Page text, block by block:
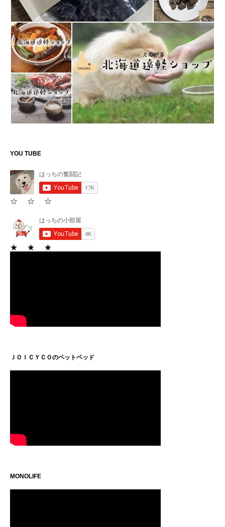
YOU TUBE
☆ ☆ ☆
★ ★ ★
ＪＯＩＣＹＣＯのペットベッド
MONOLIFE